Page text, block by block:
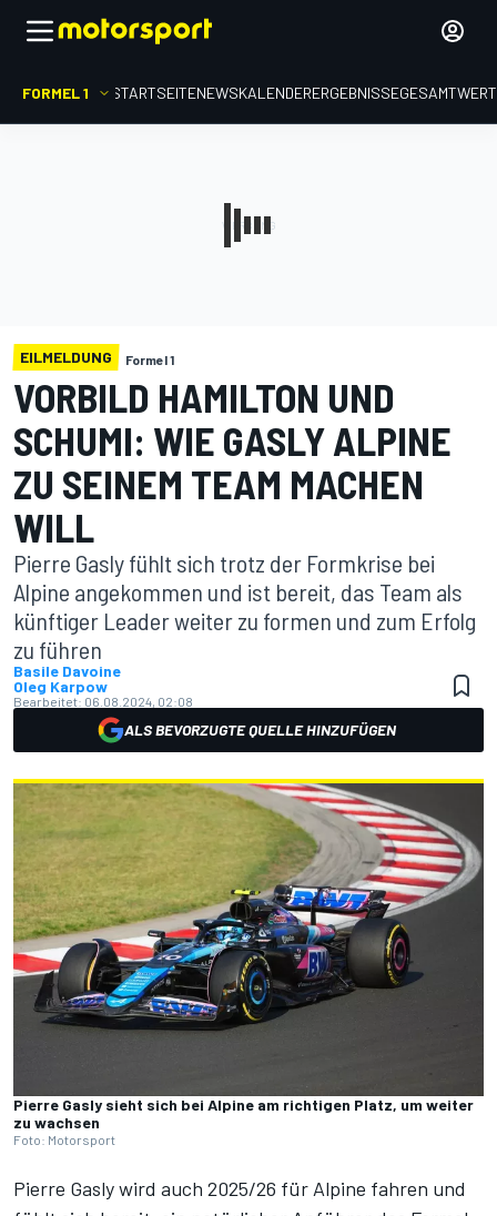
FORMEL 1 STARTSEITENEWSKALENDERERGEBNISSE
EILMELDUNG Formel 1
VORBILD HAMILTON UND
SCHUMI: WIE GASLY ALPINE
ZU SEINEM TEAM MACHEN
WILL
Pierre Gasly fühlt sich trotz der Formkrise bei
Alpine angekommen und ist bereit, das Team als
künftiger Leader weiter zu formen und zum Erfolg
zu führen
Basile Davoine
Oleg Karpow
Bearbeitet: 06.08.2024, 02:08
ALS BEVORZUGTE QUELLE HINZUFÜGEN
Pierre Gasly sieht sich bei Alpine am richtigen Platz, um weiter
zu wachsen
Foto: Motorsport
Pierre Gasly wird auch 2025/26 für Alpine fahren und